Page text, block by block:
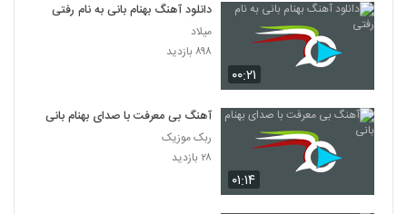
۰۰:۲۱
دانلود آهنگ بهنام بانی به نام رفتی
میلاد
۸۹۸ بازدید
۰۱:۱۴
آهنگ بی معرفت با صدای بهنام بانی
ربک موزیک
۲۸ بازدید